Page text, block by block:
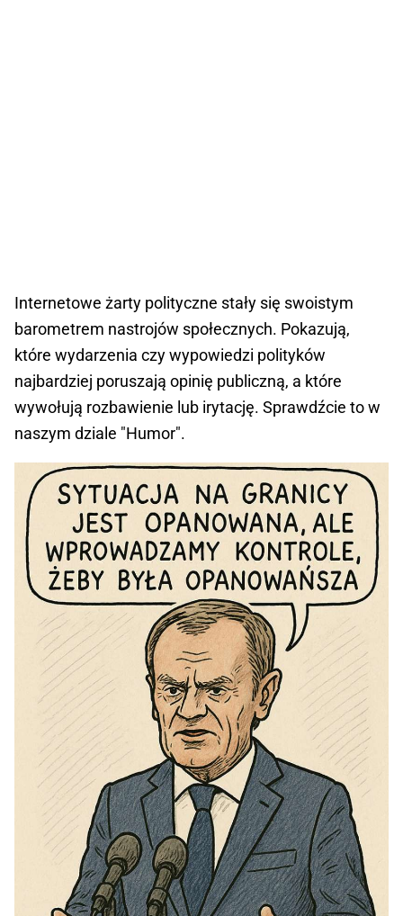
Internetowe żarty polityczne stały się swoistym
barometrem nastrojów społecznych. Pokazują,
które wydarzenia czy wypowiedzi polityków
najbardziej poruszają opinię publiczną, a które
wywołują rozbawienie lub irytację. Sprawdźcie to w
naszym dziale "Humor".